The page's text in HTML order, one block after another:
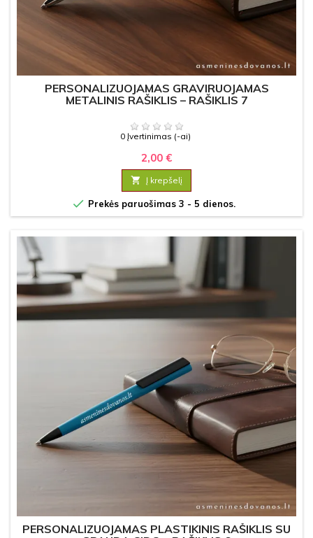
PERSONALIZUOJAMAS GRAVIRUOJAMAS
METALINIS RAŠIKLIS – RAŠIKLIS 7
0 Įvertinimas (-ai)
2,00 €
 Į krepšelį
 Prekės paruošimas 3 - 5 dienos.
PERSONALIZUOJAMAS PLASTIKINIS RAŠIKLIS SU